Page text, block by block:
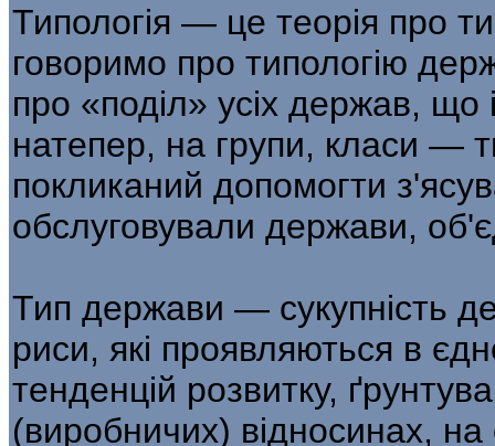
Типологія — це теорія про
говоримо про типологію
про «поділ» усіх держав, що
натепер, на групи, класи —
покликаний допомогти
обслуговували держави,
Тип держави — сукупність
риси, які проявляються в
тенденцій розвитку,
(виробничих) відносинах,